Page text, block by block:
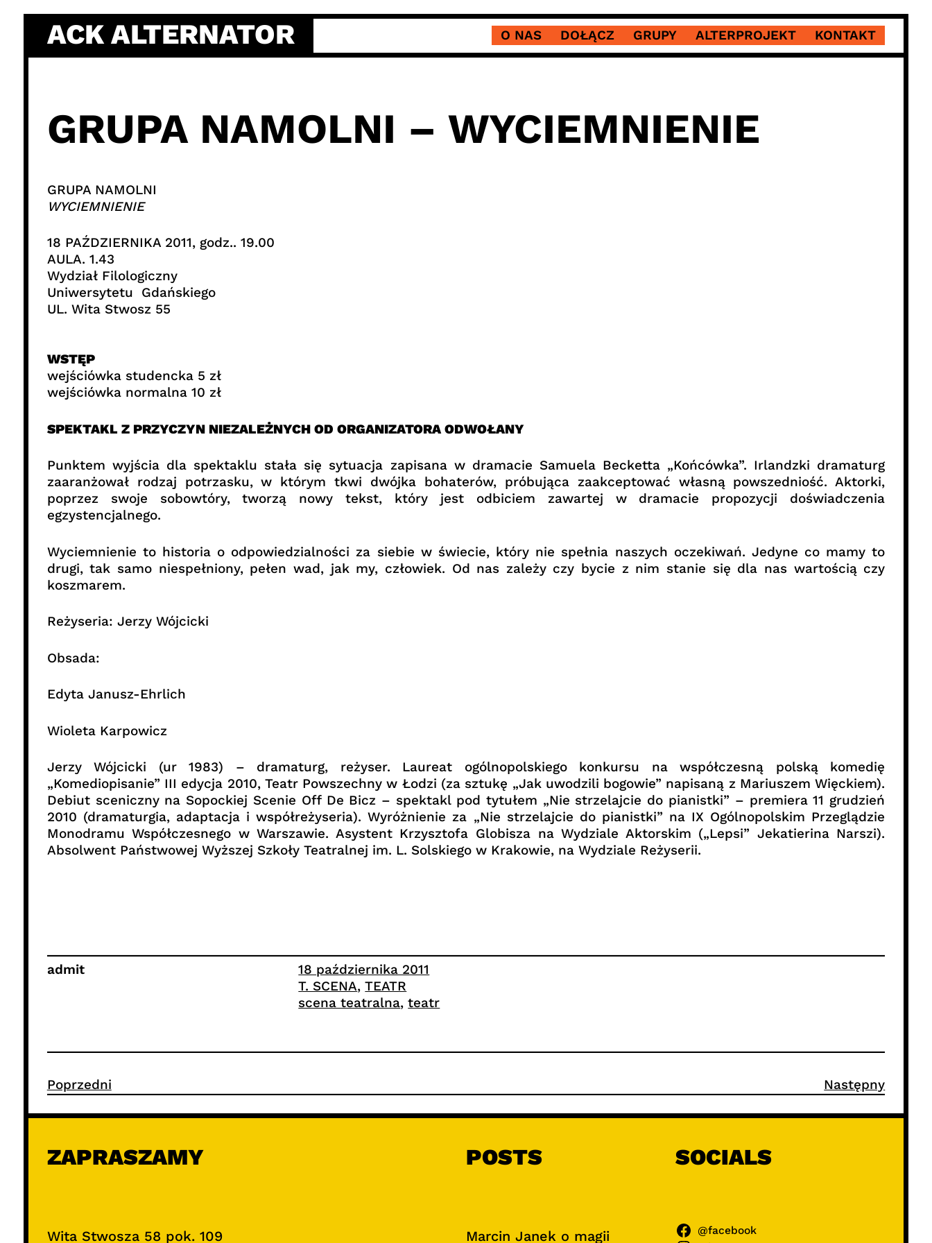
content
ACK ALTERNATOR O NAS DOŁĄCZ GRUPY ALTERPROJEKT KONTAKT
GRUPA NAMOLNI – WYCIEMNIENIE
GRUPA NAMOLNI
WYCIEMNIENIE
18 PAŹDZIERNIKA 2011, godz.. 19.00
AULA. 1.43
Wydział Filologiczny
Uniwersytetu Gdańskiego
UL. Wita Stwosz 55
WSTĘP
wejściówka studencka 5 zł
wejściówka normalna 10 zł
SPEKTAKL Z PRZYCZYN NIEZALEŻNYCH OD ORGANIZATORA ODWOŁANY
Punktem wyjścia dla spektaklu stała się sytuacja zapisana w dramacie Samuela Becketta „Końcówka”. Irlandzki dramaturg
zaaranżował rodzaj potrzasku, w którym tkwi dwójka bohaterów, próbująca zaakceptować własną powszedniość. Aktorki,
poprzez swoje sobowtóry, tworzą nowy tekst, który jest odbiciem zawartej w dramacie propozycji doświadczenia
egzystencjalnego.
Wyciemnienie to historia o odpowiedzialności za siebie w świecie, który nie spełnia naszych oczekiwań. Jedyne co mamy to
drugi, tak samo niespełniony, pełen wad, jak my, człowiek. Od nas zależy czy bycie z nim stanie się dla nas wartością czy
koszmarem.
Reżyseria: Jerzy Wójcicki
Obsada:
Edyta Janusz-Ehrlich
Wioleta Karpowicz
Jerzy Wójcicki (ur 1983) – dramaturg, reżyser. Laureat ogólnopolskiego konkursu na współczesną polską komedię
„Komediopisanie” III edycja 2010, Teatr Powszechny w Łodzi (za sztukę „Jak uwodzili bogowie” napisaną z Mariuszem Więckiem).
Debiut sceniczny na Sopockiej Scenie Off De Bicz – spektakl pod tytułem „Nie strzelajcie do pianistki” – premiera 11 grudzień
2010 (dramaturgia, adaptacja i współreżyseria). Wyróżnienie za „Nie strzelajcie do pianistki” na IX Ogólnopolskim Przeglądzie
Monodramu Współczesnego w Warszawie. Asystent Krzysztofa Globisza na Wydziale Aktorskim („Lepsi” Jekatierina Narszi).
Absolwent Państwowej Wyższej Szkoły Teatralnej im. L. Solskiego w Krakowie, na Wydziale Reżyserii.
admit
18 października 2011
T. SCENA, TEATR
scena teatralna, teatr
Poprzedni Następny
ZAPRASZAMY
Wita Stwosza 58 pok. 109
POSTS
Marcin Janek o magii
SOCIALS
@facebook